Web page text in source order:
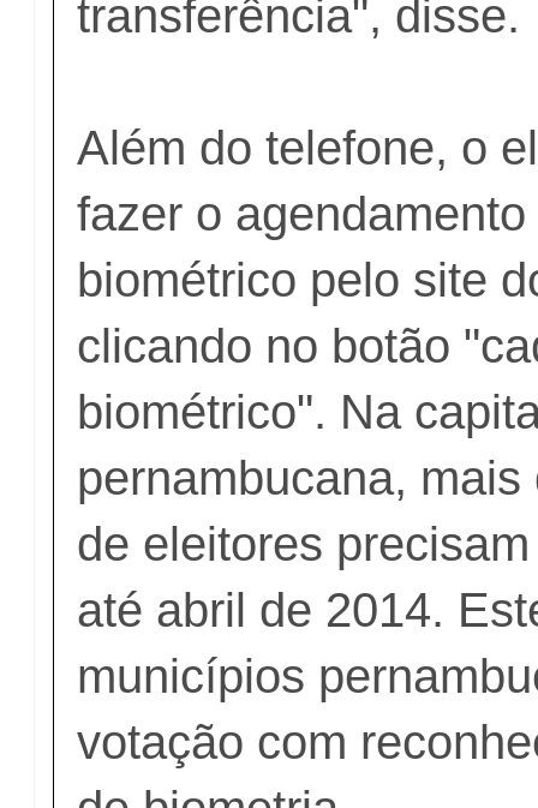
transferência", disse.
Além do telefone, o
fazer o
biométrico pelo site
clicando no botão
biométrico". Na
pernambucana,
de eleitores
até abril de 2014.
municípios
votação com